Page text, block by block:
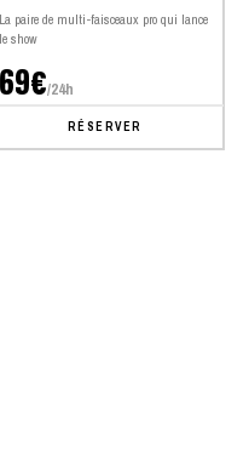
La paire de multi-faisceaux pro qui lance
le show
69€/24h
RÉSERVER